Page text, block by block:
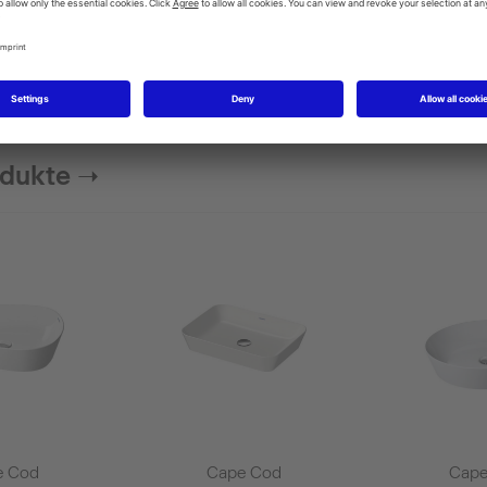
Duravit Cape Cod
➝
Cod
Cape Cod